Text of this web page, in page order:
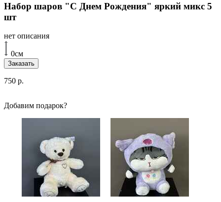
Набор шаров "С Днем Рождения" яркий микс 5
шт
нет описания
0см
Заказать
750 р.
Добавим подарок?